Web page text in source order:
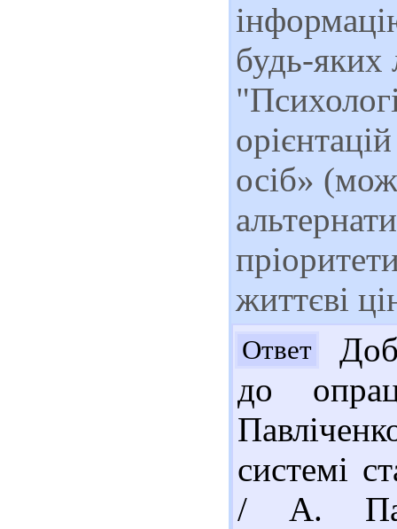
будь-яких
осіб»
життєві
Ответ
до
системі
/ А.